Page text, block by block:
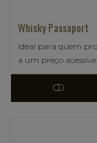
Whisky Passaport
Ideal para quem
a um preço